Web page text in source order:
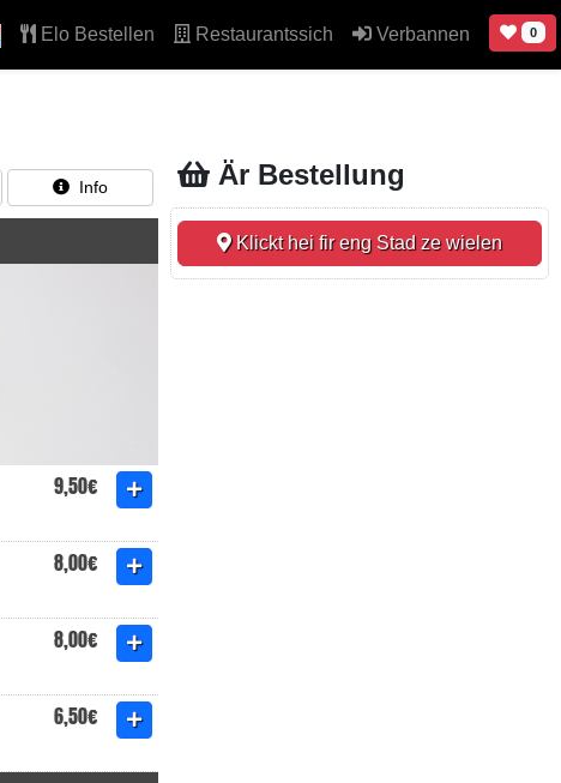
Elo Bestellen Restaurantssich Verbannen 0
Info
9,50€
8,00€
8,00€
6,50€
Är Bestellung
Klickt hei fir eng Stad ze wielen